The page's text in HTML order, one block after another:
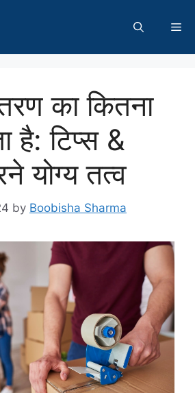
का कितना
है: टिप्स &
योग्य तत्व
by Boobisha Sharma